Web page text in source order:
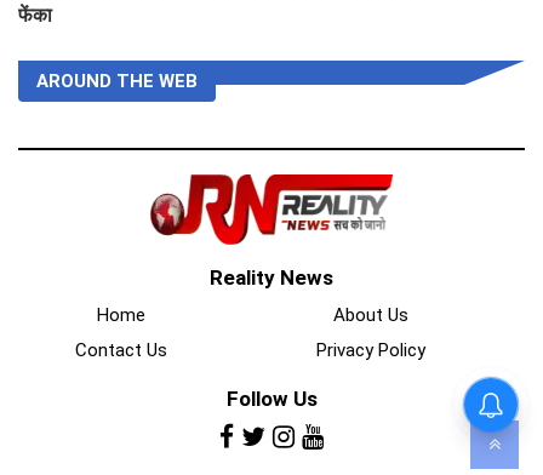
फेंका
AROUND THE WEB
Reality News
Home
About Us
Contact Us
Privacy Policy
Follow Us